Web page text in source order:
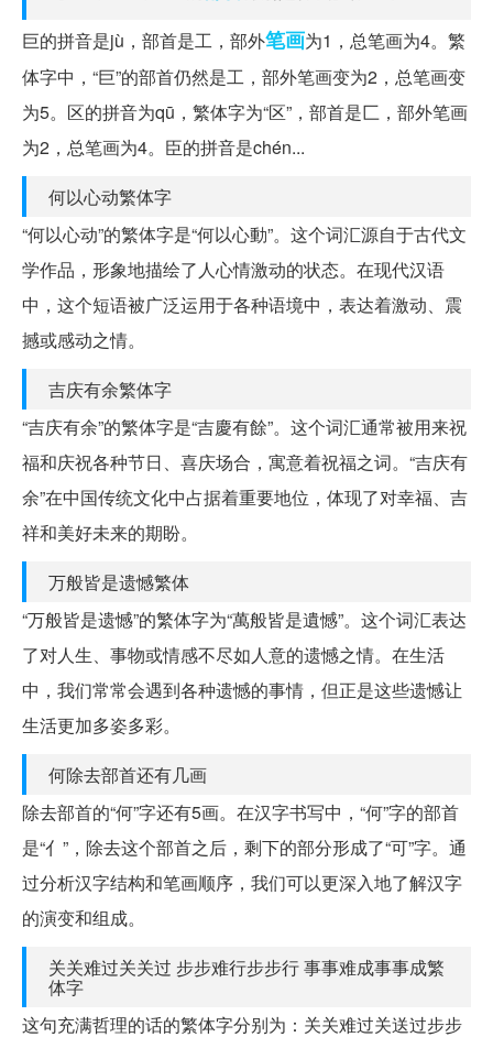
巨的拼音是jù，部首是工，部外笔画为1，总笔画为4。繁
体字中，“巨”的部首仍然是工，部外笔画变为2，总笔画变
为5。区的拼音为qū，繁体字为“区”，部首是匚，部外笔画
为2，总笔画为4。臣的拼音是chén...
何以心动繁体字
“何以心动”的繁体字是“何以心動”。这个词汇源自于古代文
学作品，形象地描绘了人心情激动的状态。在现代汉语
中，这个短语被广泛运用于各种语境中，表达着激动、震
撼或感动之情。
吉庆有余繁体字
“吉庆有余”的繁体字是“吉慶有餘”。这个词汇通常被用来祝
福和庆祝各种节日、喜庆场合，寓意着祝福之词。“吉庆有
余”在中国传统文化中占据着重要地位，体现了对幸福、吉
祥和美好未来的期盼。
万般皆是遗憾繁体
“万般皆是遗憾”的繁体字为“萬般皆是遺憾”。这个词汇表达
了对人生、事物或情感不尽如人意的遗憾之情。在生活
中，我们常常会遇到各种遗憾的事情，但正是这些遗憾让
生活更加多姿多彩。
何除去部首还有几画
除去部首的“何”字还有5画。在汉字书写中，“何”字的部首
是“亻”，除去这个部首之后，剩下的部分形成了“可”字。通
过分析汉字结构和笔画顺序，我们可以更深入地了解汉字
的演变和组成。
关关难过关关过 步步难行步步行 事事难成事事成繁
体字
这句充满哲理的话的繁体字分别为：关关难过关送过步步